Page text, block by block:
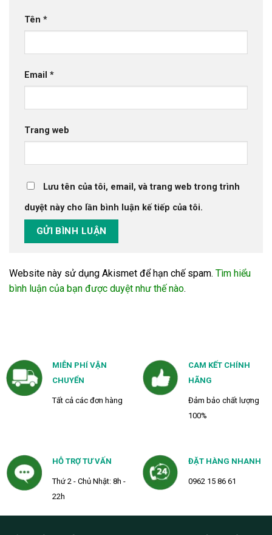
Tên *
Email *
Trang web
Lưu tên của tôi, email, và trang web trong trình
duyệt này cho lần bình luận kế tiếp của tôi.
Website này sử dụng Akismet để hạn chế spam. Tìm hiểu
bình luận của bạn được duyệt như thế nào.
MIỄN PHÍ VẬN
CHUYỂN
Tất cả các đơn hàng
CAM KẾT CHÍNH
HÃNG
Đảm bảo chất lượng
100%
HỖ TRỢ TƯ VẤN
Thứ 2 - Chủ Nhật: 8h -
22h
ĐẶT HÀNG NHANH
0962 15 86 61